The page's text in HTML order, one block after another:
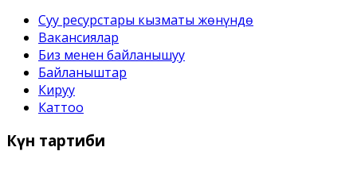
Суу ресурстары кызматы жѳнүндѳ
Вакансиялар
Биз менен байланышуу
Байланыштар
Кируу
Каттоо
Күн тартиби